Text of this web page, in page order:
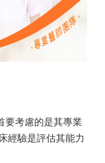
要考慮的是其專業
經驗是評估其能力